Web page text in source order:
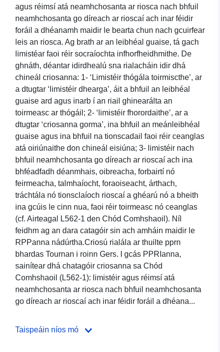
agus réimsí atá neamhchosanta ar riosca nach bhfuil
neamhchosanta go díreach ar rioscaí ach inar féidir
foráil a dhéanamh maidir le bearta chun nach gcuirfear
leis an riosca. Ag brath ar an leibhéal guaise, tá gach
limistéar faoi réir socraíochta infhorfheidhmithe. De
ghnáth, déantar idirdhealú sna rialacháin idir dhá
chineál criosanna: 1- ‘Limistéir thógála toirmiscthe’, ar
a dtugtar ‘limistéir dhearga’, áit a bhfuil an leibhéal
guaise ard agus inarb í an riail ghinearálta an
toirmeasc ar thógáil; 2- ‘limistéir fhorordaithe’, ar a
dtugtar ‘criosanna gorma’, ina bhfuil an meánleibhéal
guaise agus ina bhfuil na tionscadail faoi réir ceanglas
atá oiriúnaithe don chineál eisiúna; 3- limistéir nach
bhfuil neamhchosanta go díreach ar rioscaí ach ina
bhféadfadh déanmhais, oibreacha, forbairtí nó
feirmeacha, talmhaíocht, foraoiseacht, árthach,
tráchtála nó tionsclaíoch rioscaí a ghéarú nó a bheith
ina gcúis le cinn nua, faoi réir toirmeasc nó ceanglas
(cf. Airteagal L562-1 den Chód Comhshaoil). Níl
feidhm ag an dara catagóir sin ach amháin maidir le
RPPanna nádúrtha.Criosú rialála ar thuilte pprn
bhardas Tournan i roinn Gers. I gcás PPRIanna,
sainítear dhá chatagóir criosanna sa Chód
Comhshaoil (L562-1): limistéir agus réimsí atá
neamhchosanta ar riosca nach bhfuil neamhchosanta
go díreach ar rioscaí ach inar féidir foráil a dhéana...
Taispeáin níos mó